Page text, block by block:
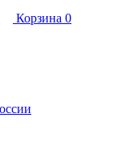
Корзина 0